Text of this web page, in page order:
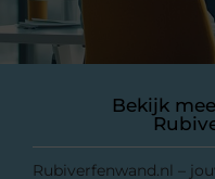
Bekijk
Rubiverfenwand.nl –